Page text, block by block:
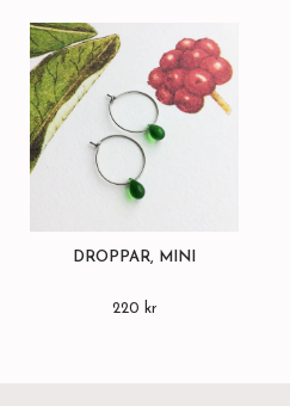
DROPPAR, MINI
220 kr